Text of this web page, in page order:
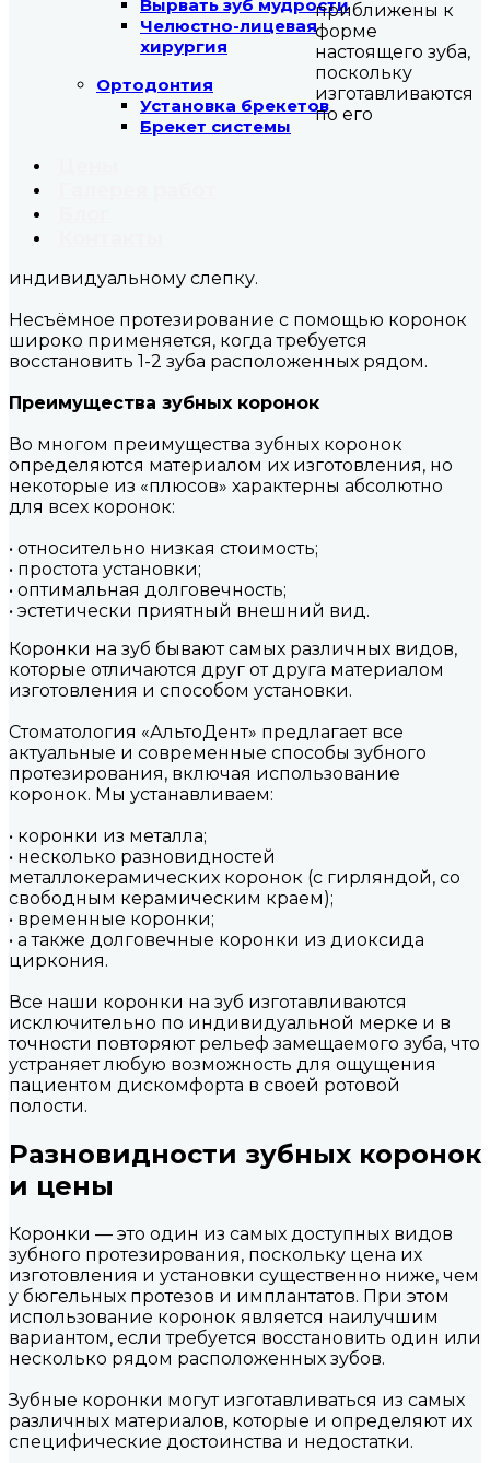
Вырвать зуб мудрости
Челюстно-лицевая
хирургия
Ортодонтия
Установка брекетов
Брекет системы
приближены к
форме
настоящего зуба,
поскольку
изготавливаются
по его
индивидуальному слепку.
Несъёмное протезирование с помощью коронок
широко применяется, когда требуется
восстановить 1-2 зуба расположенных рядом.
Преимущества зубных коронок
Во многом преимущества зубных коронок
определяются материалом их изготовления, но
некоторые из «плюсов» характерны абсолютно
для всех коронок:
• относительно низкая стоимость;
• простота установки;
• оптимальная долговечность;
• эстетически приятный внешний вид.
Коронки на зуб бывают самых различных видов,
которые отличаются друг от друга материалом
изготовления и способом установки.
Стоматология «АльтоДент» предлагает все
актуальные и современные способы зубного
протезирования, включая использование
коронок. Мы устанавливаем:
• коронки из металла;
• несколько разновидностей
металлокерамических коронок (с гирляндой, со
свободным керамическим краем);
• временные коронки;
• а также долговечные коронки из диоксида
циркония.
Все наши коронки на зуб изготавливаются
исключительно по индивидуальной мерке и в
точности повторяют рельеф замещаемого зуба, что
устраняет любую возможность для ощущения
пациентом дискомфорта в своей ротовой
полости.
Разновидности зубных коронок
и цены
Коронки — это один из самых доступных видов
зубного протезирования, поскольку цена их
изготовления и установки существенно ниже, чем
у бюгельных протезов и имплантатов. При этом
использование коронок является наилучшим
вариантом, если требуется восстановить один или
несколько рядом расположенных зубов.
Зубные коронки могут изготавливаться из самых
различных материалов, которые и определяют их
специфические достоинства и недостатки.